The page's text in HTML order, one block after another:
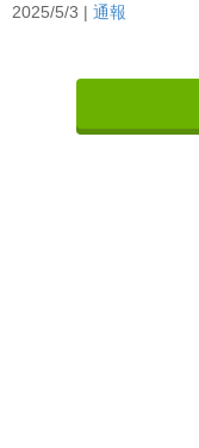
2025/5/3 | 通報